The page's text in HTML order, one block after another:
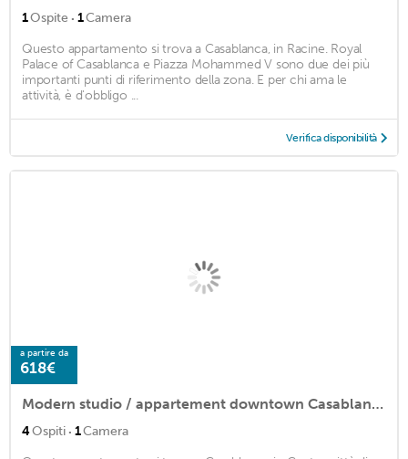
1Ospite · 1Camera
Questo appartamento si trova a Casablanca, in Racine. Royal
Palace of Casablanca e Piazza Mohammed V sono due dei più
importanti punti di riferimento della zona. E per chi ama le
attività, è d'obbligo ...
Verifica disponibilità
a partire da
618€
Modern studio / appartement downtown Casablanca Wifi and A/c near beach
4Ospiti · 1Camera